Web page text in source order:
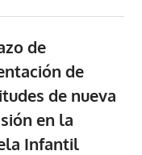
de
de
de nueva
en la
Infantil